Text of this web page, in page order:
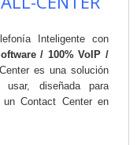
Inteligente con
/ 100% VoIP /
es una solución
diseñada para
un Contact Center en